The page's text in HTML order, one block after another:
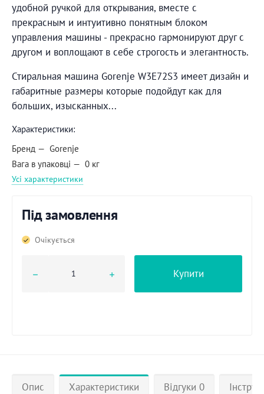
удобной ручкой для открывания, вместе с
прекрасным и интуитивно понятным блоком
управления машины - прекрасно гармонируют друг с
другом и воплощают в себе строгость и элегантность.
Стиральная машина Gorenje W3E72S3 имеет дизайн и
габаритные размеры которые подойдут как для
больших, изысканных...
Характеристики:
Бренд
Gorenje
Вага в упаковці
0 кг
Усі характеристики
Під замовлення
Очікується
Купити
Опис Характеристики Відгуки 0